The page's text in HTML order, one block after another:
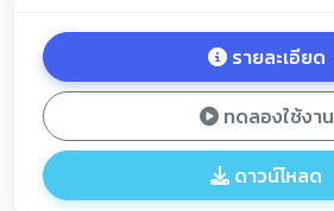
รายละเอียด
ทดลองใช้งาน
ดาวน์โหลด